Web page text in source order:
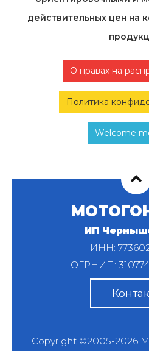
действительных цен на
О правах на
Политика
Welcome
ИП
ИНН:
ОГРНИП:
Copyright ©2005-2026